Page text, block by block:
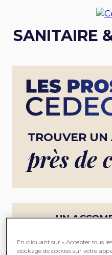
SANITAIRE
TROUVER UN
près de
UN
SEREIN
En cliquant sur « Accepter tous
stockage de cookies sur votre